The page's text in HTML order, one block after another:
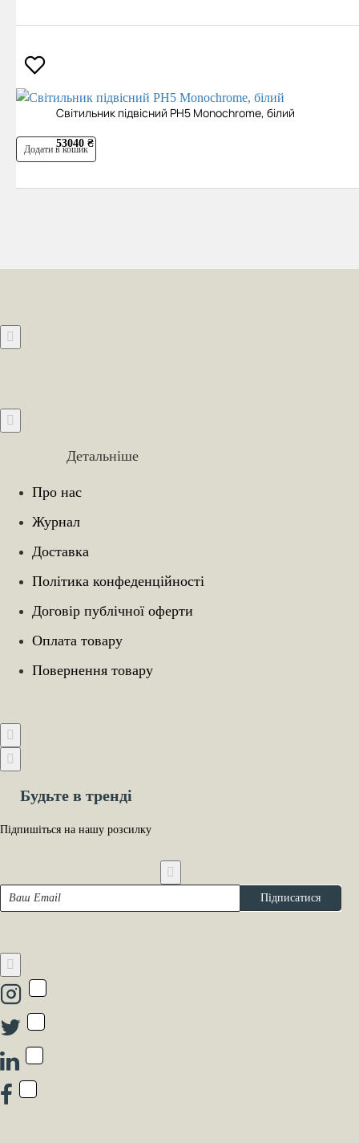
Світильник підвісний PH5 Monochrome, білий
53040 ₴
Додати в кошик
Детальніше
Про нас
Журнал
Доставка
Політика конфеденційності
Договір публічної оферти
Оплата товару
Повернення товару
Будьте в тренді
Підпишіться на нашу розсилку
Підписатися